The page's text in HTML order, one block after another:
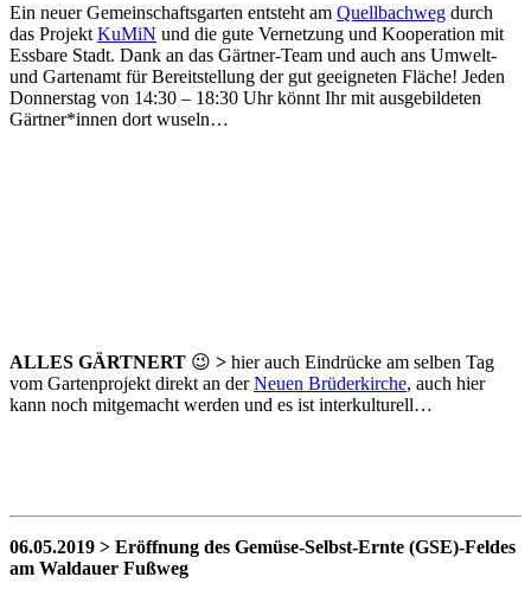
Ein neuer Gemeinschaftsgarten entsteht am Quellbachweg durch
das Projekt KuMiN und die gute Vernetzung und Kooperation mit
Essbare Stadt. Dank an das Gärtner-Team und auch ans Umwelt-
und Gartenamt für Bereitstellung der gut geeigneten Fläche! Jeden
Donnerstag von 14:30 – 18:30 Uhr könnt Ihr mit ausgebildeten
Gärtner*innen dort wuseln…
ALLES GÄRTNERT 😉 > hier auch Eindrücke am selben Tag
vom Gartenprojekt direkt an derNeuen Brüderkirche, auch hier
kann noch mitgemacht werden und es ist interkulturell…
06.05.2019 > Eröffnung des Gemüse-Selbst-Ernte (GSE)-Feldes
am Waldauer Fußweg